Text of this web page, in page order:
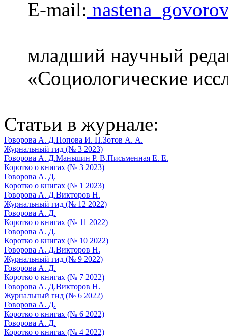
E-mail:
младший научный
«Социологические
Статьи в журнале:
Говорова А. Д.Попова И. П.Зотов А. А.
Журнальный гид (№ 3 2023)
Говорова А. Д.Маньшин Р. В.Письменная Е. Е.
Коротко о книгах (№ 3 2023)
Говорова А. Д.
Коротко о книгах (№ 1 2023)
Говорова А. Д.Викторов Н.
Журнальный гид (№ 12 2022)
Говорова А. Д.
Коротко о книгах (№ 11 2022)
Говорова А. Д.
Коротко о книгах (№ 10 2022)
Говорова А. Д.Викторов Н.
Журнальный гид (№ 9 2022)
Говорова А. Д.
Коротко о книгах (№ 7 2022)
Говорова А. Д.Викторов Н.
Журнальный гид (№ 6 2022)
Говорова А. Д.
Коротко о книгах (№ 6 2022)
Говорова А. Д.
Коротко о книгах (№ 4 2022)